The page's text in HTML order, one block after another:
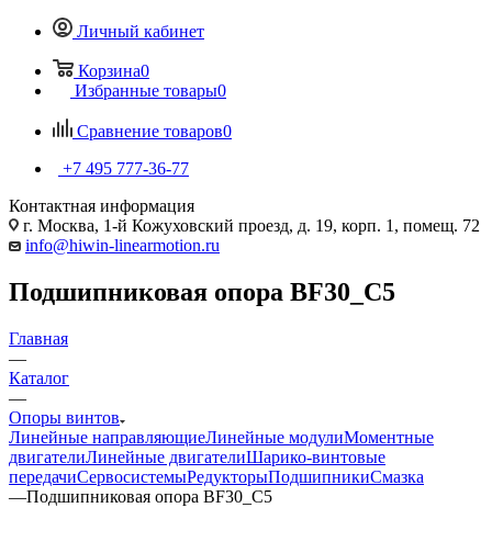
Личный кабинет
Корзина0
Избранные товары0
Сравнение товаров0
+7 495 777-36-77
Контактная информация
г. Москва, 1-й Кожуховский проезд, д. 19, корп. 1, помещ. 72
info@hiwin-linearmotion.ru
Подшипниковая опора BF30_C5
Главная
—
Каталог
—
Опоры винтов
Линейные направляющиеЛинейные модулиМоментные
двигателиЛинейные двигателиШарико-винтовые
передачиСервосистемыРедукторыПодшипникиСмазка
—Подшипниковая опора BF30_C5